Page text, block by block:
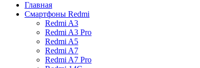
Главная
Смартфоны Redmi
Redmi A3
Redmi A3 Pro
Redmi A5
Redmi A7
Redmi A7 Pro